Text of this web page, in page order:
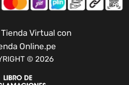
Las
Virtual con
Online.pe
© 2026